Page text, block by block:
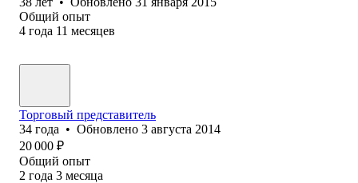
Общий опыт
4 года 11 месяцев
Торговый представитель
34 года • Обновлено 3 августа 2014
20 000 ₽
Общий опыт
2 года 3 месяца